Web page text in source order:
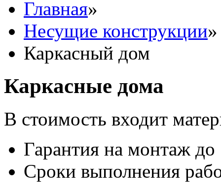
Главная»
Несущие конструкции»
Каркасный дом
Каркасные дома
В стоимость входит
Гарантия на монтаж до
Сроки выполнения